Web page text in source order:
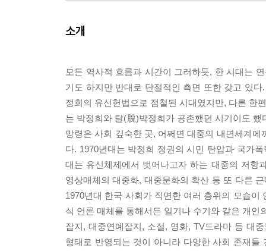
소개
모든 역사적 흐름과 시간이 그러하듯, 한 시대는
기도 하지만 반대로 단절적인 측면 또한 갖고 있
정희의 유신헌법으로 점철된 시대였지만, 다른 한
는 박정희와 탈(脫)박정희가 공존했던 시기이도
망령은 사회 깊숙한 곳, 어쩌면 대중의 내면세계
다. 1970년대는 박정희 정권의 시민 탄압과 국가
대는 유신체제에서 벗어나고자 하는 대중의 저항
영상매체의 대중화, 대중문화의 확산 등 또 다른
1970년대 한국 사회가 직면한 여러 층위의 모습
식 언론 매체를 통해서든 일기나 수기와 같은 개
잡지, 대중연예잡지, 소설, 영화, TV드라마 등 대
형태로 반영되는 것이 아니라 다양한 사회 존재들